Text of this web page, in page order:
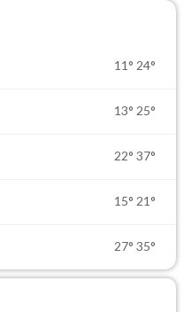
11° 24°
13° 25°
22° 37°
15° 21°
27° 35°